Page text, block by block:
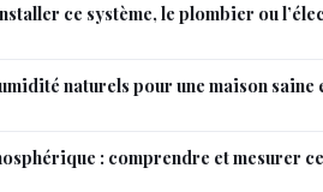
ce système, le plombier ou
naturels pour une maison saine
: comprendre et mesurer